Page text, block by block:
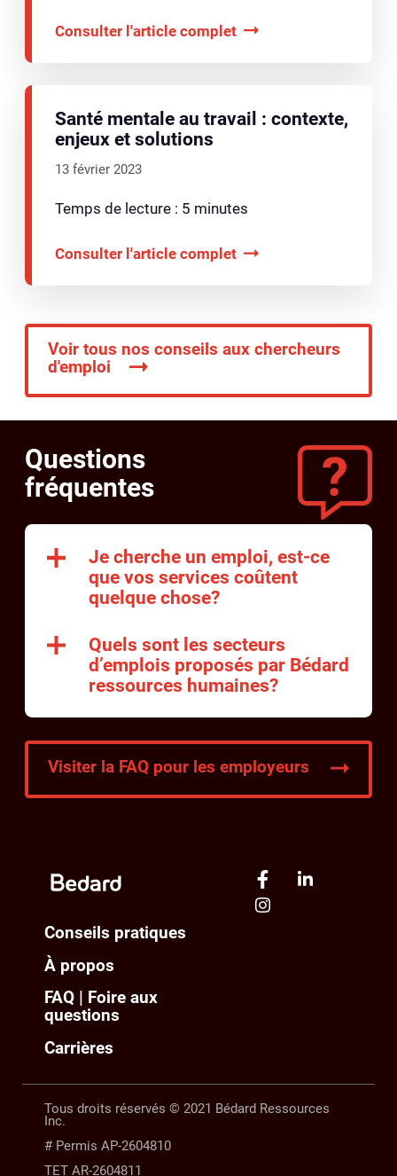
Consulter l'article complet
Santé mentale au travail : contexte,
enjeux et solutions
13 février 2023
Temps de lecture : 5 minutes
Consulter l'article complet
Voir tous nos conseils aux chercheurs
d'emploi
Questions
fréquentes
Je cherche un emploi, est-ce
que vos services coûtent
quelque chose?
Quels sont les secteurs
d’emplois proposés par Bédard
ressources humaines?
Visiter la FAQ pour les employeurs
Conseils pratiques
À propos
FAQ | Foire aux
questions
Carrières
Tous droits réservés © 2021 Bédard Ressources
Inc.
# Permis AP-2604810
TET AR-2604811